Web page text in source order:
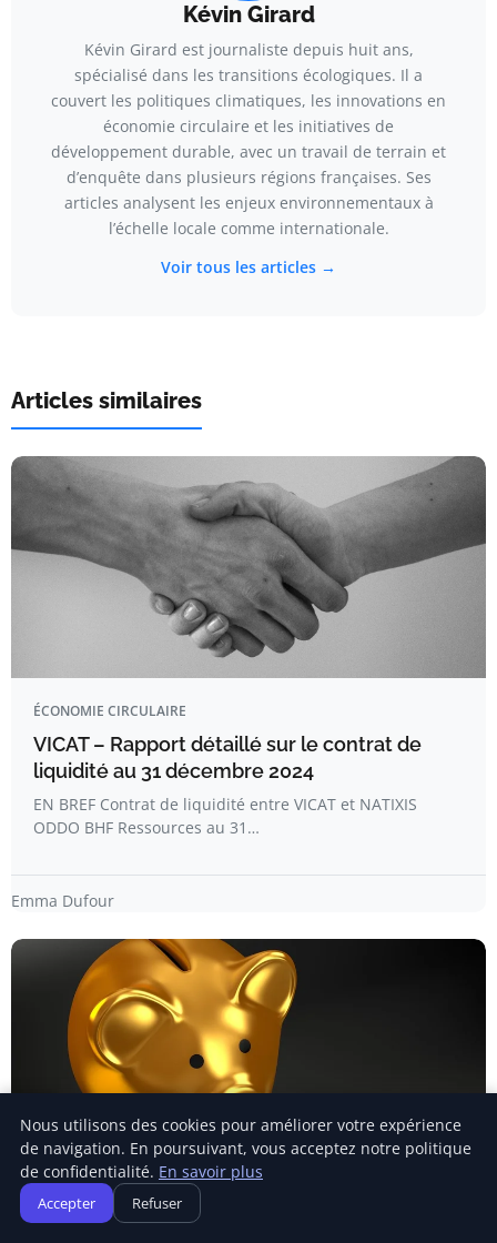
Kévin Girard
Kévin Girard est journaliste depuis huit ans,
spécialisé dans les transitions écologiques. Il a
couvert les politiques climatiques, les innovations en
économie circulaire et les initiatives de
développement durable, avec un travail de terrain et
d’enquête dans plusieurs régions françaises. Ses
articles analysent les enjeux environnementaux à
l’échelle locale comme internationale.
Voir tous les articles →
Articles similaires
ÉCONOMIE CIRCULAIRE
VICAT – Rapport détaillé sur le contrat de
liquidité au 31 décembre 2024
EN BREF Contrat de liquidité entre VICAT et NATIXIS
ODDO BHF Ressources au 31…
Emma Dufour
ÉCONOMIE CIRCULAIRE
Des géologues américains révèlent un
Nous utilisons des cookies pour améliorer votre expérience
de navigation. En poursuivant, vous acceptez notre politique
de confidentialité. En savoir plus
Accepter Refuser